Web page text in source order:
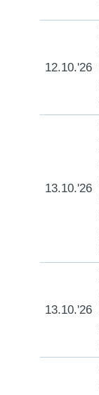
12.10.'26
13.10.'26
13.10.'26